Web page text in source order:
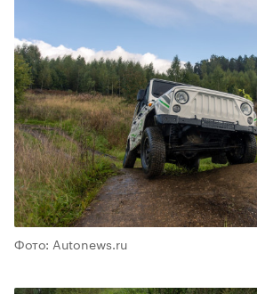
Фото: Autonews.ru